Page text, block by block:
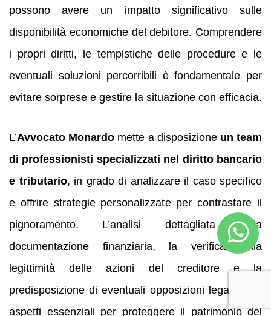
possono avere un impatto significativo sulle
disponibilità economiche del debitore. Comprendere
i propri diritti, le tempistiche delle procedure e le
eventuali soluzioni percorribili è fondamentale per
evitare sorprese e gestire la situazione con efficacia.
L’Avvocato Monardo mette a disposizione un team
di professionisti specializzati nel diritto bancario
e tributario, in grado di analizzare il caso specifico
e offrire strategie personalizzate per contrastare il
pignoramento. L’analisi dettagliata della
documentazione finanziaria, la verifica della
legittimità delle azioni del creditore e la
predisposizione di eventuali opposizioni legali sono
aspetti essenziali per proteggere il patrimonio del